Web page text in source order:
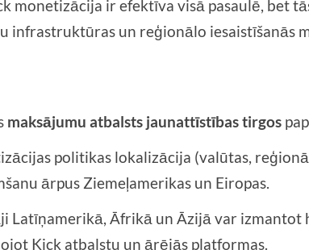
monetizācija ir efektīva visā pasaulē, bet
infrastruktūras un reģionālo iesaistīšanās
maksājumu atbalsts jaunattīstības tirgos
politikas lokalizācija (valūtas,
ārpus Ziemeļamerikas un Eiropas.
Latīņamerikā, Āfrikā un Āzijā var izmantot
Kick atbalstu un ārējās platformas.